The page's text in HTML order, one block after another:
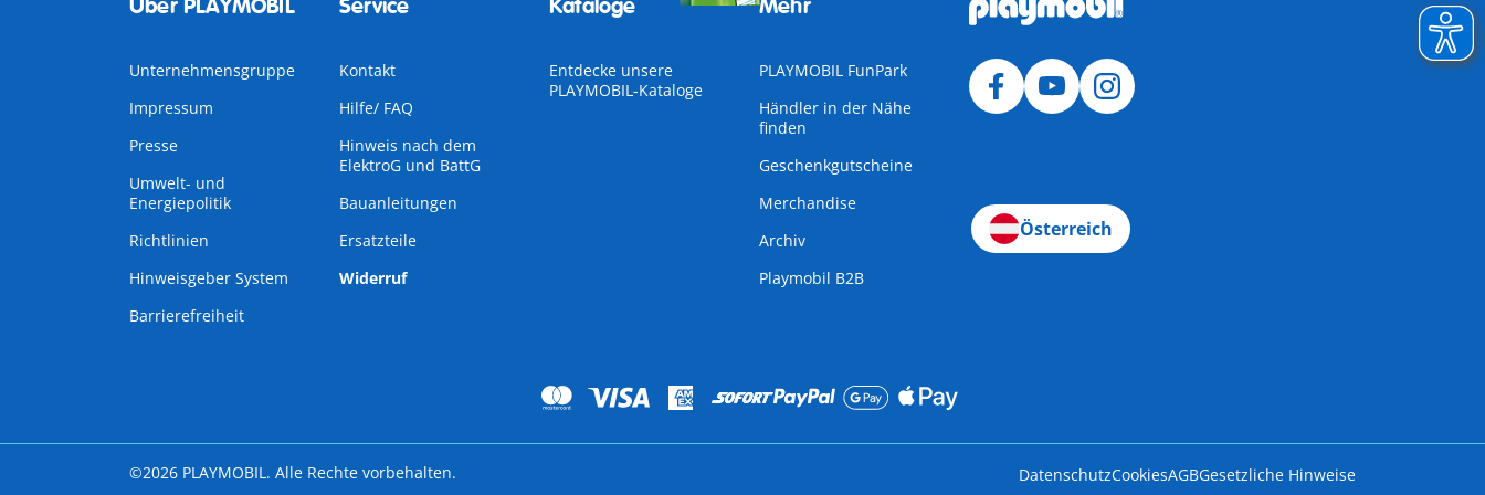
Über PLAYMOBIL
Unternehmensgruppe
Impressum
Presse
Umwelt- und
Energiepolitik
Richtlinien
Hinweisgeber System
Barrierefreiheit
Service
Kontakt
Hilfe/ FAQ
Hinweis nach dem
ElektroG und BattG
Bauanleitungen
Ersatzteile
Widerruf
Kataloge
Entdecke unsere
PLAYMOBIL-Kataloge
Mehr
PLAYMOBIL FunPark
Händler in der Nähe
finden
Geschenkgutscheine
Merchandise
Archiv
Playmobil B2B
Österreich
©2026 PLAYMOBIL. Alle Rechte vorbehalten. DatenschutzCookiesAGBGesetzliche Hinweise